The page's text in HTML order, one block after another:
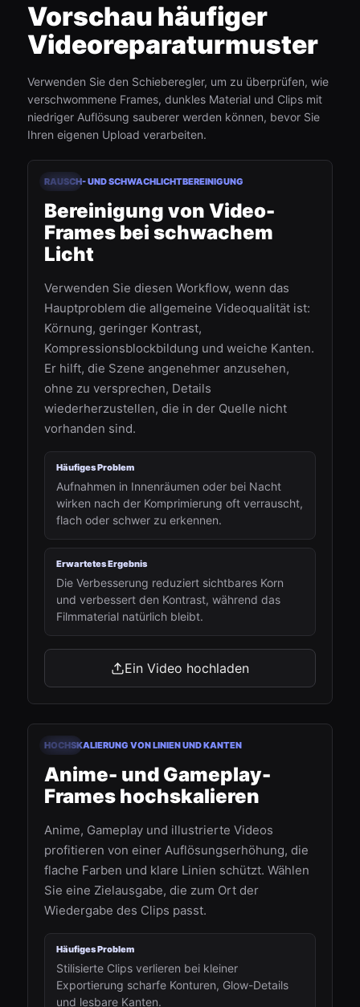
Vorschau häufiger
Videoreparaturmuster
Verwenden Sie den Schieberegler, um zu überprüfen, wie
verschwommene Frames, dunkles Material und Clips mit
niedriger Auflösung sauberer werden können, bevor Sie
Ihren eigenen Upload verarbeiten.
Vorher
00:18
RAUSCH- UND SCHWACHLICHTBEREINIGUNG
Bereinigung von Video-
Frames bei schwachem
Licht
Verwenden Sie diesen Workflow, wenn das
Hauptproblem die allgemeine Videoqualität ist:
Körnung, geringer Kontrast,
Kompressionsblockbildung und weiche Kanten.
Er hilft, die Szene angenehmer anzusehen,
ohne zu versprechen, Details
wiederherzustellen, die in der Quelle nicht
vorhanden sind.
Häufiges Problem
Aufnahmen in Innenräumen oder bei Nacht
wirken nach der Komprimierung oft verrauscht,
flach oder schwer zu erkennen.
Erwartetes Ergebnis
Die Verbesserung reduziert sichtbares Korn
und verbessert den Kontrast, während das
Filmmaterial natürlich bleibt.
Ein Video hochladen
Vorher
HOCHSKALIERUNG VON LINIEN UND KANTEN
Anime- und Gameplay-
Frames hochskalieren
Anime, Gameplay und illustrierte Videos
profitieren von einer Auflösungserhöhung, die
flache Farben und klare Linien schützt. Wählen
Sie eine Zielausgabe, die zum Ort der
Wiedergabe des Clips passt.
Häufiges Problem
Stilisierte Clips verlieren bei kleiner
Exportierung scharfe Konturen, Glow-Details
und lesbare Kanten.